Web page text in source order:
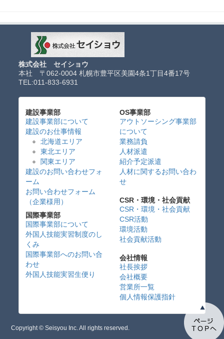
株式会社 セイショウ
本社 〒062-0004 札幌市豊平区美園4条1丁目4番17号
TEL:011-833-6931
建設事業部
建設事業部について
建設のお仕事情報
北海道エリア
東北エリア
関東エリア
建設のお問い合わせフォ
ーム
お問い合わせフォーム
（企業様用）
国際事業部
国際事業部について
外国人技能実習制度のし
くみ
国際事業部へのお問い合
わせ
外国人技能実習生便り
OS事業部
アウトソーシング事業部
について
業務請負
人材派遣
紹介予定派遣
人材に関するお問い合わ
せ
CSR・環境・社会貢献
CSR・環境・社会貢献
CSR活動
環境活動
社会貢献活動
会社情報
社長挨拶
会社概要
営業所一覧
個人情報保護指針
Copyright © Seisyou Inc. All rights reserved.